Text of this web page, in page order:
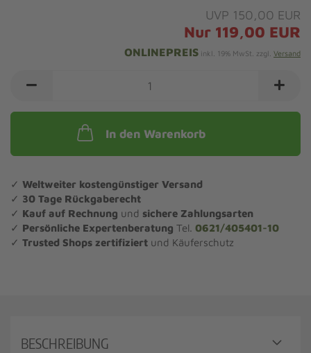
UVP 150,00 EUR
Nur 119,00 EUR
ONLINEPREIS inkl. 19% MwSt. zzgl. Versand
In den Warenkorb
✓ Weltweiter kostengünstiger Versand
✓ 30 Tage Rückgaberecht
✓ Kauf auf Rechnung und sichere Zahlungsarten
✓ Persönliche Expertenberatung Tel. 0621/405401-10
✓ Trusted Shops zertifiziert und Käuferschutz
BESCHREIBUNG